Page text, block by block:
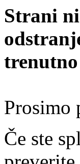
Strani
Prosimo
Če ste